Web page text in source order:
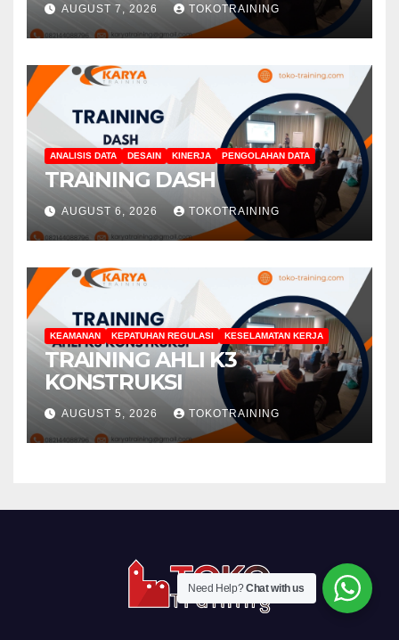
AUGUST 7, 2026 TOKOTRAINING
ANALISIS DATA DESAIN KINERJA PENGOLAHAN DATA
TRAINING DASH
AUGUST 6, 2026 TOKOTRAINING
KEAMANAN KEPATUHAN REGULASI KESELAMATAN KERJA
TRAINING AHLI K3
KONSTRUKSI
AUGUST 5, 2026 TOKOTRAINING
Need Help?Chat with us